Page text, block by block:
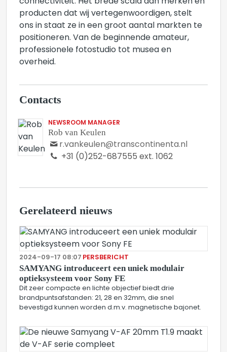
producten dat wij vertegenwoordigen, stelt
ons in staat ze in een groot aantal markten te
positioneren. Van de beginnende amateur,
professionele fotostudio tot musea en
overheid.
Contacts
NEWSROOM MANAGER
Rob van Keulen
r.vankeulen@transcontinenta.nl
+31 (0)252-687555 ext. 1062
Gerelateerd nieuws
2024-09-17 08:07 PERSBERICHT
SAMYANG introduceert een uniek modulair
optieksysteem voor Sony FE
Dit zeer compacte en lichte objectief biedt drie
brandpuntsafstanden: 21, 28 en 32mm, die snel
bevestigd kunnen worden d.m.v. magnetische bajonet.